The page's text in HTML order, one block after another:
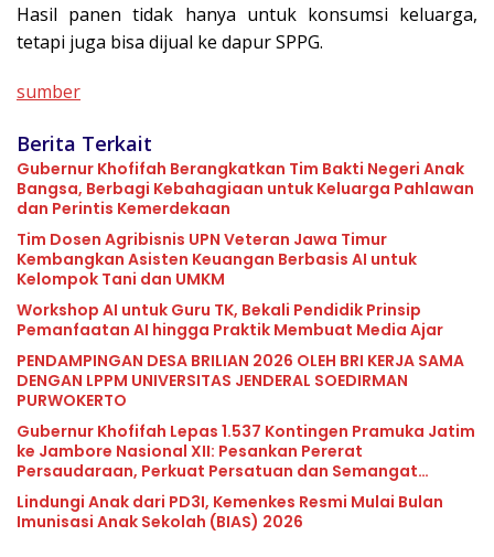
Hasil panen tidak hanya untuk konsumsi keluarga,
tetapi juga bisa dijual ke dapur SPPG.
sumber
Berita Terkait
Gubernur Khofifah Berangkatkan Tim Bakti Negeri Anak
Bangsa, Berbagi Kebahagiaan untuk Keluarga Pahlawan
dan Perintis Kemerdekaan
Tim Dosen Agribisnis UPN Veteran Jawa Timur
Kembangkan Asisten Keuangan Berbasis AI untuk
Kelompok Tani dan UMKM
Workshop AI untuk Guru TK, Bekali Pendidik Prinsip
Pemanfaatan AI hingga Praktik Membuat Media Ajar
PENDAMPINGAN DESA BRILIAN 2026 OLEH BRI KERJA SAMA
DENGAN LPPM UNIVERSITAS JENDERAL SOEDIRMAN
PURWOKERTO
Gubernur Khofifah Lepas 1.537 Kontingen Pramuka Jatim
ke Jambore Nasional XII: Pesankan Pererat
Persaudaraan, Perkuat Persatuan dan Semangat
Nasionalisme
Lindungi Anak dari PD3I, Kemenkes Resmi Mulai Bulan
Imunisasi Anak Sekolah (BIAS) 2026